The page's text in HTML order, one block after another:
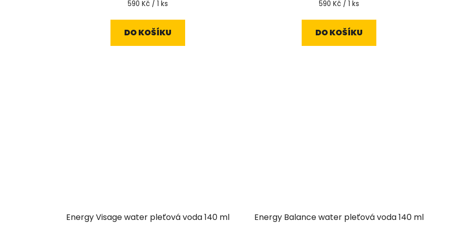
Měrná
590 Kč / 1 ks
DO KOŠÍKU
Měrná
590 Kč / 1 ks
DO KOŠÍKU
Energy Visage water pleťová voda 140 ml Energy Balance water pleťová voda 140 ml